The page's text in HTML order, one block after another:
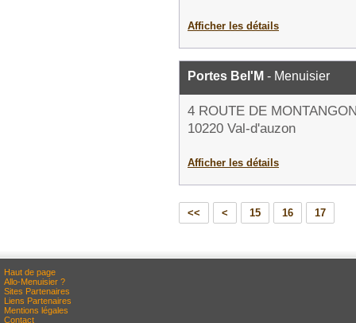
Afficher les détails
Portes Bel'M - Menuisier
4 ROUTE DE
10220 Val-d'auzon
Afficher les détails
<< < 15 16 17
Haut de page
Allo-Menuisier ?
Sites Partenaires
Liens Partenaires
Mentions légales
Contact